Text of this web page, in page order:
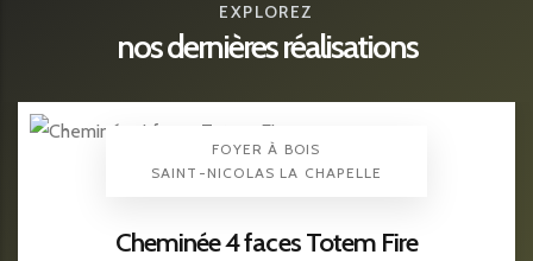
EXPLOREZ
nos dernières réalisations
FOYER À BOIS
LOCALISATION
SAINT-NICOLAS LA CHAPELLE
Cheminée 4 faces Totem Fire